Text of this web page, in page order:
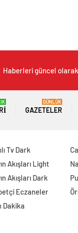
Haberleri güncel
GAZETELER
GÜNLÜK
Tv Dark
Akışları Light
Akışları Dark
Eczaneler
Dakika